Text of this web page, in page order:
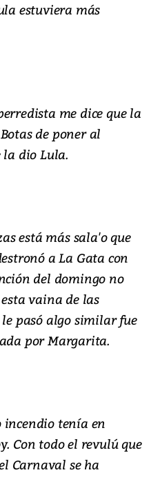
estuviera más
me dice que la
de poner al
la dio Lula.
está más sala'o que
a La Gata con
del domingo no
vaina de las
pasó algo similar fue
por Margarita.
incendio tenía en
Con todo el revulú que
Carnaval se ha